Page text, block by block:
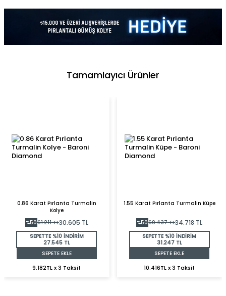
Tamamlayıcı Ürünler
0.86 Karat Pırlanta Turmalin
Kolye
%5061.211TL30.605 TL
SEPETTE %10 İNDİRİM
27.545 TL
SEPETE EKLE
9.182TL x 3 Taksit
1.55 Karat Pırlanta Turmalin Küpe
%5069.437TL34.718 TL
SEPETTE %10 İNDİRİM
31.247 TL
SEPETE EKLE
10.416TL x 3 Taksit